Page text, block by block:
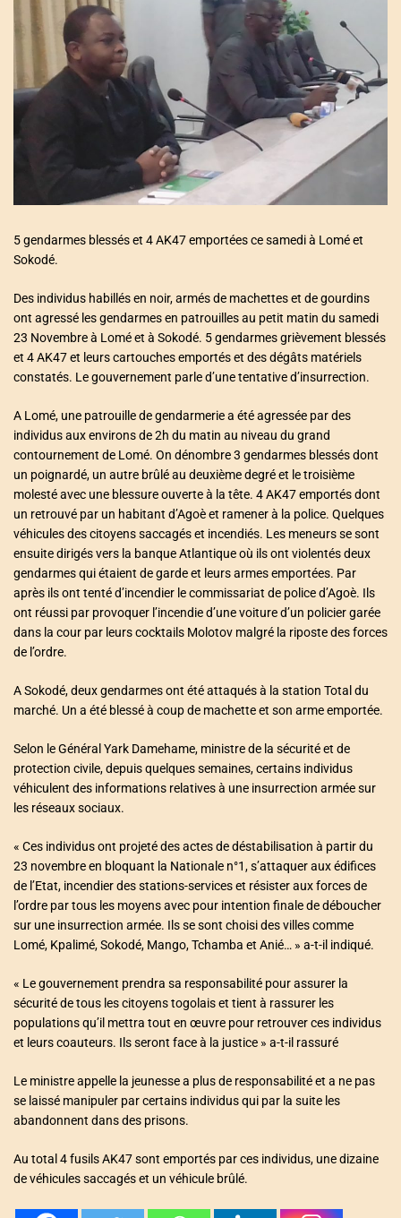
r
e
a
d
t
e
5 gendarmes blessés et 4 AK47 emportées ce samedi à Lomé et
Sokodé.
Des individus habillés en noir, armés de machettes et de gourdins
ont agressé les gendarmes en patrouilles au petit matin du samedi
23 Novembre à Lomé et à Sokodé. 5 gendarmes grièvement blessés
et 4 AK47 et leurs cartouches emportés et des dégâts matériels
constatés. Le gouvernement parle d’une tentative d’insurrection.
A Lomé, une patrouille de gendarmerie a été agressée par des
individus aux environs de 2h du matin au niveau du grand
contournement de Lomé. On dénombre 3 gendarmes blessés dont
un poignardé, un autre brûlé au deuxième degré et le troisième
molesté avec une blessure ouverte à la tête. 4 AK47 emportés dont
un retrouvé par un habitant d’Agoè et ramener à la police. Quelques
véhicules des citoyens saccagés et incendiés. Les meneurs se sont
ensuite dirigés vers la banque Atlantique où ils ont violentés deux
gendarmes qui étaient de garde et leurs armes emportées. Par
après ils ont tenté d’incendier le commissariat de police d’Agoè. Ils
ont réussi par provoquer l’incendie d’une voiture d’un policier garée
dans la cour par leurs cocktails Molotov malgré la riposte des forces
de l’ordre.
A Sokodé, deux gendarmes ont été attaqués à la station Total du
marché. Un a été blessé à coup de machette et son arme emportée.
Selon le Général Yark Damehame, ministre de la sécurité et de
protection civile, depuis quelques semaines, certains individus
véhiculent des informations relatives à une insurrection armée sur
les réseaux sociaux.
« Ces individus ont projeté des actes de déstabilisation à partir du
23 novembre en bloquant la Nationale n°1, s’attaquer aux édifices
de l’Etat, incendier des stations-services et résister aux forces de
l’ordre par tous les moyens avec pour intention finale de déboucher
sur une insurrection armée. Ils se sont choisi des villes comme
Lomé, Kpalimé, Sokodé, Mango, Tchamba et Anié… » a-t-il indiqué.
« Le gouvernement prendra sa responsabilité pour assurer la
sécurité de tous les citoyens togolais et tient à rassurer les
populations qu’il mettra tout en œuvre pour retrouver ces individus
et leurs coauteurs. Ils seront face à la justice » a-t-il rassuré
Le ministre appelle la jeunesse a plus de responsabilité et a ne pas
se laissé manipuler par certains individus qui par la suite les
abandonnent dans des prisons.
Au total 4 fusils AK47 sont emportés par ces individus, une dizaine
de véhicules saccagés et un véhicule brûlé.